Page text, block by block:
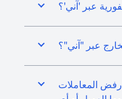
عبر 'آني'؟
عبر "آني"؟
المعاملات